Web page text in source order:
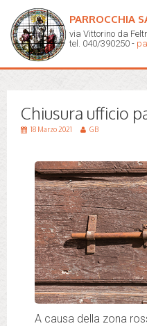
PARROCCHIA
via Vittorino da
tel. 040/390250 -
Chiusura ufficio
18 Marzo 2021 GB
A causa della zona